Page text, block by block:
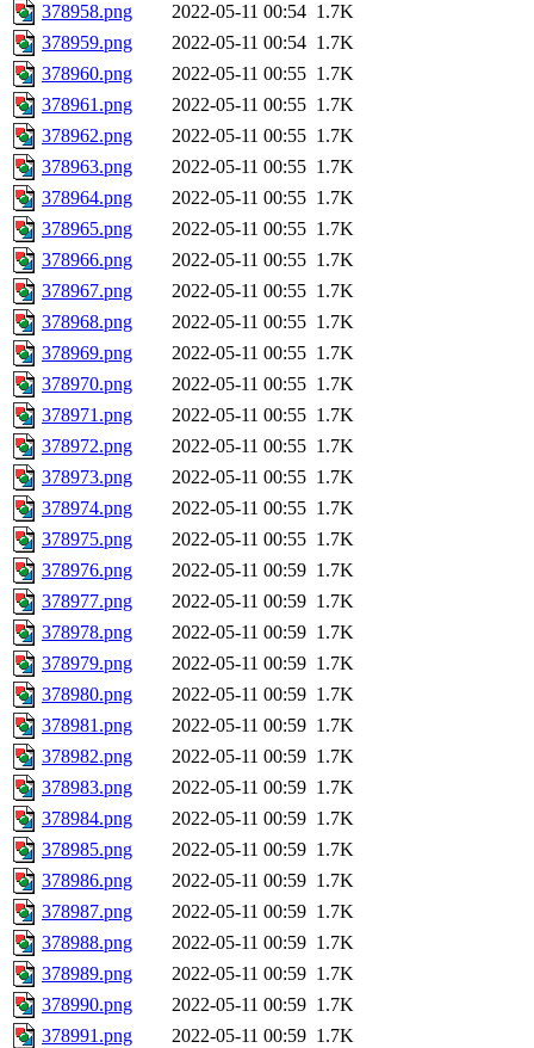
378958.png
2022-05-11 00:54 1.7K
378959.png
2022-05-11 00:54 1.7K
378960.png
2022-05-11 00:55 1.7K
378961.png
2022-05-11 00:55 1.7K
378962.png
2022-05-11 00:55 1.7K
378963.png
2022-05-11 00:55 1.7K
378964.png
2022-05-11 00:55 1.7K
378965.png
2022-05-11 00:55 1.7K
378966.png
2022-05-11 00:55 1.7K
378967.png
2022-05-11 00:55 1.7K
378968.png
2022-05-11 00:55 1.7K
378969.png
2022-05-11 00:55 1.7K
378970.png
2022-05-11 00:55 1.7K
378971.png
2022-05-11 00:55 1.7K
378972.png
2022-05-11 00:55 1.7K
378973.png
2022-05-11 00:55 1.7K
378974.png
2022-05-11 00:55 1.7K
378975.png
2022-05-11 00:55 1.7K
378976.png
2022-05-11 00:59 1.7K
378977.png
2022-05-11 00:59 1.7K
378978.png
2022-05-11 00:59 1.7K
378979.png
2022-05-11 00:59 1.7K
378980.png
2022-05-11 00:59 1.7K
378981.png
2022-05-11 00:59 1.7K
378982.png
2022-05-11 00:59 1.7K
378983.png
2022-05-11 00:59 1.7K
378984.png
2022-05-11 00:59 1.7K
378985.png
2022-05-11 00:59 1.7K
378986.png
2022-05-11 00:59 1.7K
378987.png
2022-05-11 00:59 1.7K
378988.png
2022-05-11 00:59 1.7K
378989.png
2022-05-11 00:59 1.7K
378990.png
2022-05-11 00:59 1.7K
378991.png
2022-05-11 00:59 1.7K